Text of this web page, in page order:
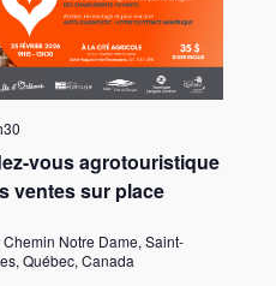
vous agrotouristique
ventes sur place
Notre Dame, Saint-
Québec, Canada